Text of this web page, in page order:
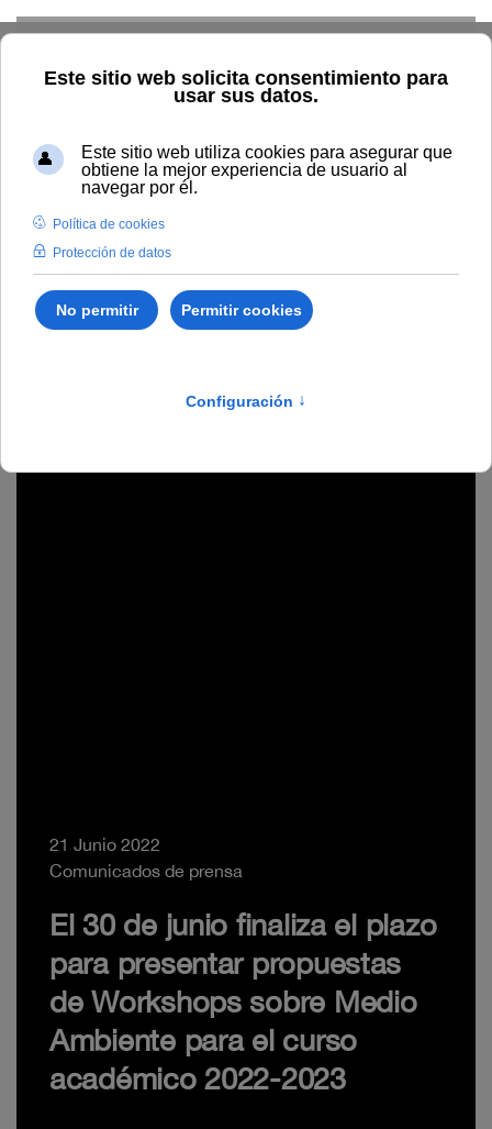
21 Junio 2022
Comunicados de prensa
El 30 de junio finaliza el plazo
para presentar propuestas
de Workshops sobre Medio
Ambiente para el curso
académico 2022-2023